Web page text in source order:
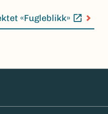
«Fugleblikk»